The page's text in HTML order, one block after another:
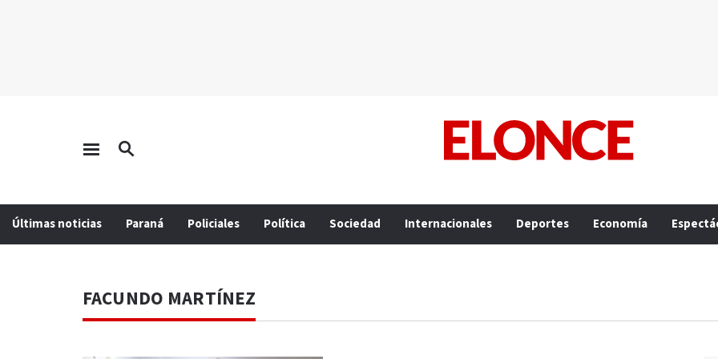
Últimas noticias Paraná Policiales Política Sociedad Internacionales Deportes Economía
FACUNDO MARTÍNEZ